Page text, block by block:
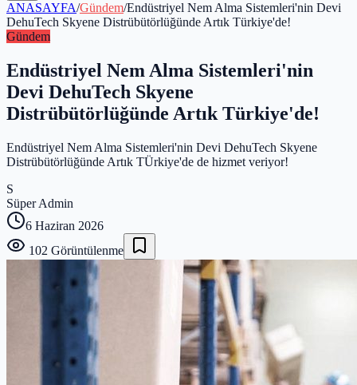
ANASAYFA/Gündem/Endüstriyel Nem Alma Sistemleri'nin Devi
DehuTech Skyene Distrübütörlüğünde Artık Türkiye'de!
Gündem
Endüstriyel Nem Alma Sistemleri'nin
Devi DehuTech Skyene
Distrübütörlüğünde Artık Türkiye'de!
Endüstriyel Nem Alma Sistemleri'nin Devi DehuTech Skyene
Distrübütörlüğünde Artık TÜrkiye'de de hizmet veriyor!
S
Süper Admin
6 Haziran 2026
102 Görüntülenme